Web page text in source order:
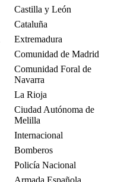
Castilla y León
Cataluña
Extremadura
Comunidad de Madrid
Comunidad Foral de
Navarra
La Rioja
Ciudad Autónoma de
Melilla
Internacional
Bomberos
Policía Nacional
Armada Española